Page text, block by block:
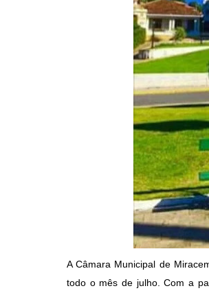
A Câmara Municipal de
todo o mês de julho. Com a